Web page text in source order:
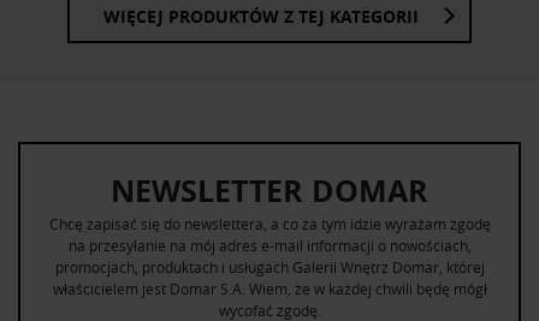
WIĘCEJ PRODUKTÓW Z TEJ KATEGORII
NEWSLETTER DOMAR
Chcę zapisać się do newslettera, a co za tym idzie wyrażam zgodę
na przesyłanie na mój adres e-mail informacji o nowościach,
promocjach, produktach i usługach Galerii Wnętrz Domar, której
właścicielem jest Domar S.A. Wiem, że w każdej chwili będę mógł
wycofać zgodę.